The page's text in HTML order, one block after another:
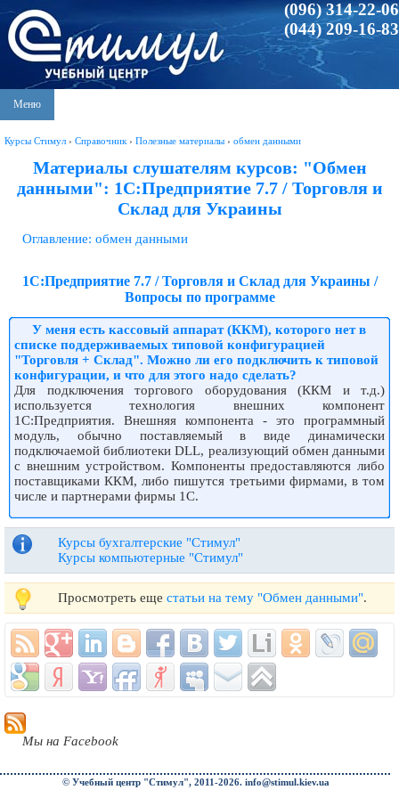
(096) 314-22-06
(044) 209-16-83
Меню
Курсы Стимул › Справочник › Полезные материалы › обмен данными
Материалы слушателям курсов: "Обмен
данными": 1С:Предприятие 7.7 / Торговля и
Склад для Украины
Оглавление: обмен данными
1С:Предприятие 7.7 / Торговля и Склад для Украины /
Вопросы по программе
У меня есть кассовый аппарат (ККМ), которого нет в
списке поддерживаемых типовой конфигурацией
"Торговля + Склад". Можно ли его подключить к типовой
конфигурации, и что для этого надо сделать?
Для подключения торгового оборудования (ККМ и т.д.)
используется технология внешних компонент
1С:Предприятия. Внешняя компонента - это программный
модуль, обычно поставляемый в виде динамически
подключаемой библиотеки DLL, реализующий обмен данными
с внешним устройством. Компоненты предоставляются либо
поставщиками ККМ, либо пишутся третьими фирмами, в том
числе и партнерами фирмы 1С.
Курсы бухгалтерские "Стимул"
Курсы компьютерные "Стимул"
Просмотреть еще статьи на тему "Обмен данными".
Мы на Facebook
© Учебный центр "Стимул", 2011-2026. info@stimul.kiev.ua